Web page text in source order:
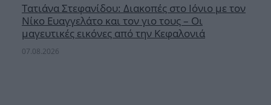
Τατιάνα Στεφανίδου: Διακοπές στο Ιόνιο με τον
Νίκο Ευαγγελάτο και τον γιο τους – Οι
μαγευτικές εικόνες από την Κεφαλονιά
07.08.2026